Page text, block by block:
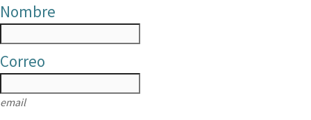
Nombre
Correo
email